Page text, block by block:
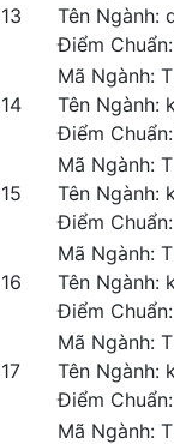
13
Tên Ngành:
Điểm
14
Mã Ngành:
Tên Ngành:
Điểm
15
Mã Ngành:
Tên Ngành:
Điểm
16
Mã Ngành:
Tên Ngành:
Điểm
17
Mã Ngành:
Tên Ngành:
Điểm
Mã Ngành: